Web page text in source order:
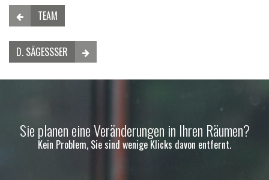
TEAM
D. SÄGESSSER
Sie planen eine Veränderungen in Ihren Räumen?
Kein Problem, Sie sind wenige Klicks davon entfernt.